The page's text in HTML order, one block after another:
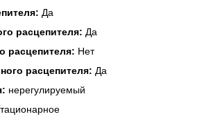
Да
расцепителя: Да
расцепителя: Нет
расцепителя: Да
нерегулируемый